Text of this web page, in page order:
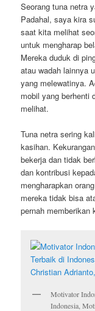
Seorang tuna netra
Padahal, saya kira
saat kita melihat
untuk mengharap
Mereka duduk di
atau wadah lainnya
yang melewatinya.
mobil yang berhenti
melihat.
Tuna netra sering
kasihan.
bekerja dan tidak
dan kontribusi
mengharapkan
mereka tidak bisa
pernah memberikan
Motivator
Indonesia,